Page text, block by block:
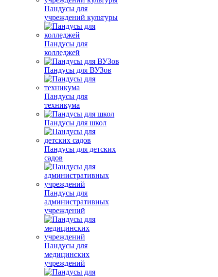
Пандусы для
учреждений культуры
Пандусы для
колледжей
Пандусы для ВУЗов
Пандусы для
техникума
Пандусы для школ
Пандусы для детских
садов
Пандусы для
административных
учреждений
Пандусы для
медицинских
учреждений